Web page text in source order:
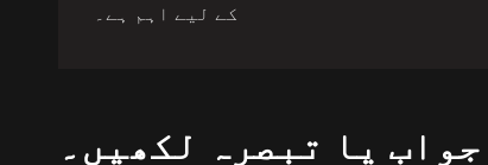
کے لیے اہم ہے۔
جواب یا تبصرہ لکھیں۔